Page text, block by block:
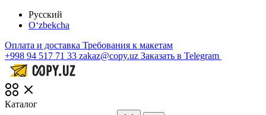
Русский
O‘zbekcha
Оплата и доставка Требования к макетам
+998 94 517 71 33 zakaz@copy.uz Заказать в Telegram
Каталог